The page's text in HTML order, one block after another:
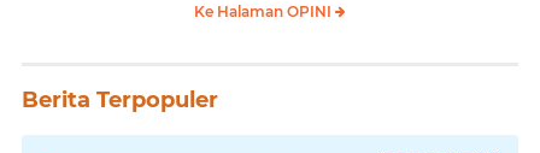
Ke Halaman OPINI
Berita Terpopuler